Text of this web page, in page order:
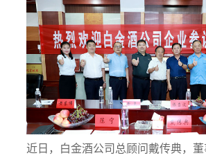
近日，白金酒公司总顾问戴传典，